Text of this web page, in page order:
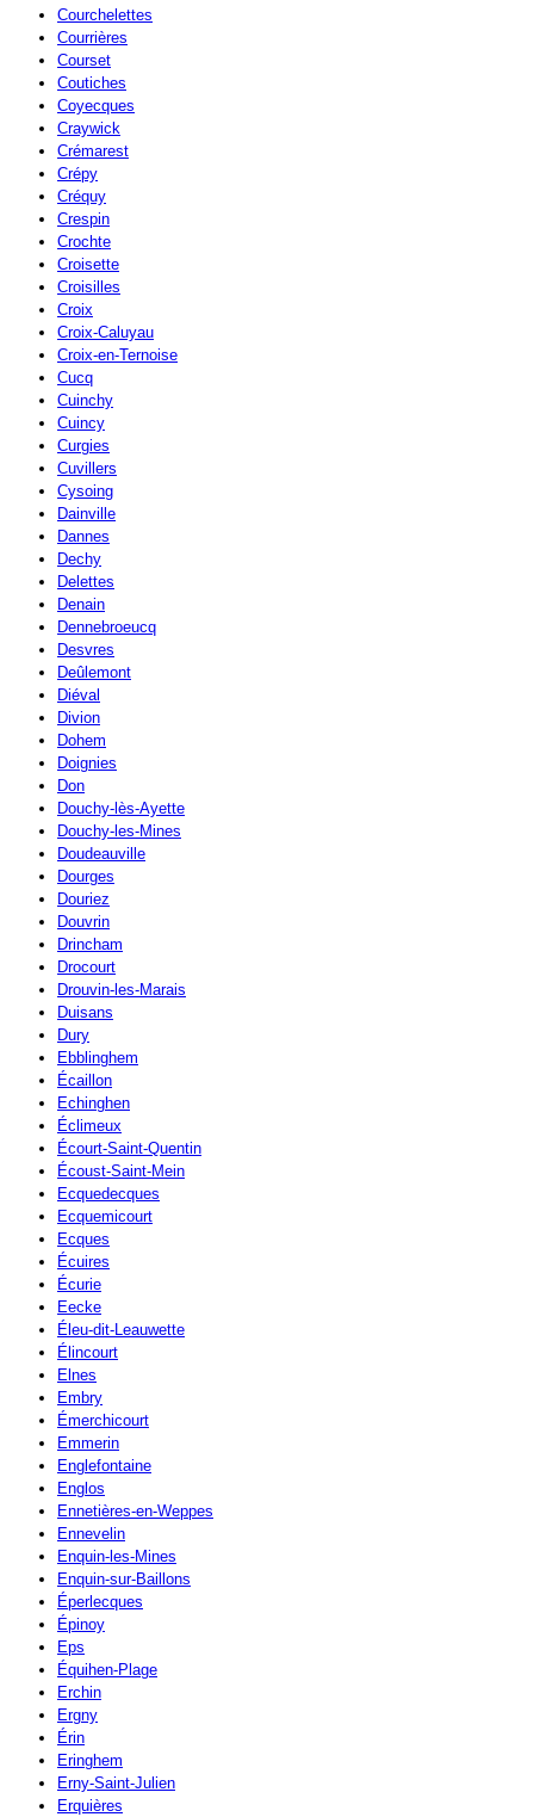
Courchelettes
Courrières
Courset
Coutiches
Coyecques
Craywick
Crémarest
Crépy
Créquy
Crespin
Crochte
Croisette
Croisilles
Croix
Croix-Caluyau
Croix-en-Ternoise
Cucq
Cuinchy
Cuincy
Curgies
Cuvillers
Cysoing
Dainville
Dannes
Dechy
Delettes
Denain
Dennebroeucq
Desvres
Deûlemont
Diéval
Divion
Dohem
Doignies
Don
Douchy-lès-Ayette
Douchy-les-Mines
Doudeauville
Dourges
Douriez
Douvrin
Drincham
Drocourt
Drouvin-les-Marais
Duisans
Dury
Ebblinghem
Écaillon
Echinghen
Éclimeux
Écourt-Saint-Quentin
Écoust-Saint-Mein
Ecquedecques
Ecquemicourt
Ecques
Écuires
Écurie
Eecke
Éleu-dit-Leauwette
Élincourt
Elnes
Embry
Émerchicourt
Emmerin
Englefontaine
Englos
Ennetières-en-Weppes
Ennevelin
Enquin-les-Mines
Enquin-sur-Baillons
Éperlecques
Épinoy
Eps
Équihen-Plage
Erchin
Ergny
Érin
Eringhem
Erny-Saint-Julien
Erquières